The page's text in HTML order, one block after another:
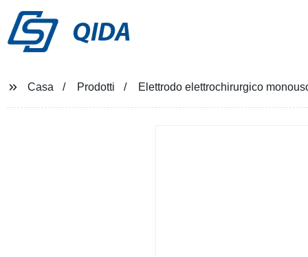
QIDA
Casa Prodotti Elettrodo elettrochirurgico